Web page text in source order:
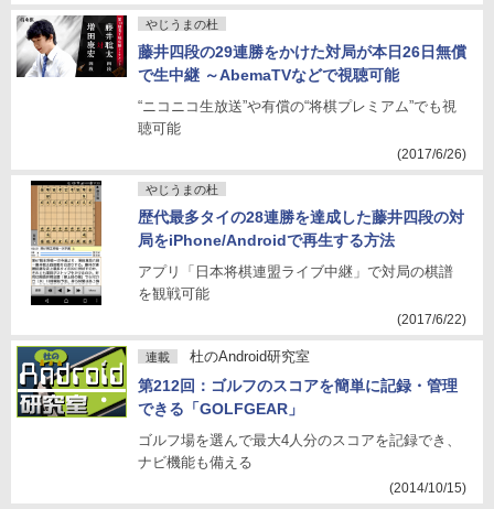
やじうまの杜
藤井四段の29連勝をかけた対局が本日26日無償
で生中継 ～AbemaTVなどで視聴可能
“ニコニコ生放送”や有償の“将棋プレミアム”でも視
聴可能
(2017/6/26)
やじうまの杜
歴代最多タイの28連勝を達成した藤井四段の対
局をiPhone/Androidで再生する方法
アプリ「日本将棋連盟ライブ中継」で対局の棋譜
を観戦可能
(2017/6/22)
連載 杜のAndroid研究室
第212回：ゴルフのスコアを簡単に記録・管理
できる「GOLFGEAR」
ゴルフ場を選んで最大4人分のスコアを記録でき、
ナビ機能も備える
(2014/10/15)